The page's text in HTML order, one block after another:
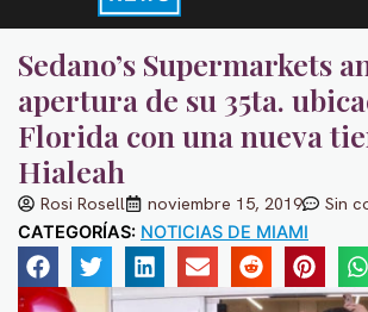
Sedano’s Supermarkets
apertura de su 35ta.
Florida con una nueva
Hialeah
Rosi Rosell noviembre 15, 2019 Sin
CATEGORÍAS: NOTICIAS DE MIAMI